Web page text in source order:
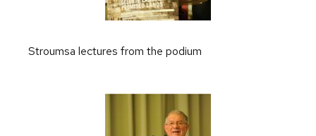
Stroumsa lectures from the podium